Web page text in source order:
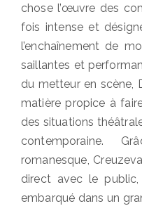
chose l’œuvre des
fois intense et
l’enchaînement de
saillantes et
du metteur en scène,
matière propice à
des situations
contemporaine.
romanesque,
direct avec le
embarqué dans un